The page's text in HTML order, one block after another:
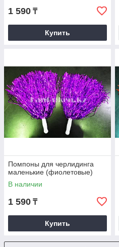
1 590 ₸
Купить
Помпоны для черлидинга
маленькие (фиолетовые)
В наличии
1 590 ₸
Купить